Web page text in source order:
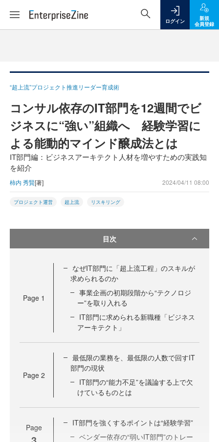
ログイン
新規
会員登録
“超上流”プロジェクト推進リーダー育成術
コンサル依存のIT部門を12週間でビ
ジネスに“強い”組織へ 経験学習に
よる能動的マインド醸成法とは
IT部門編：ビジネスアーキテクト人材を増やすための実践知
を紹介
柿内 秀賢[著] 2024/04/11 08:00
プロジェクト運営 超上流 リスキリング
目次
Page 1
なぜIT部門に「超上流工程」のスキルが
求められるのか
事業企画の初期段階から“テクノロジ
ー”を取り入れる
IT部門に求められる新職種「ビジネス
アーキテクト」
Page 2
最低限の業務を、最低限の人数で回すIT
部門の現状
IT部門の“能力不足”を議論する上で欠
けているものとは
Page
IT部門を強くするポイントは“経験学習”
ベンダー依存の“弱いIT部門”のトレー